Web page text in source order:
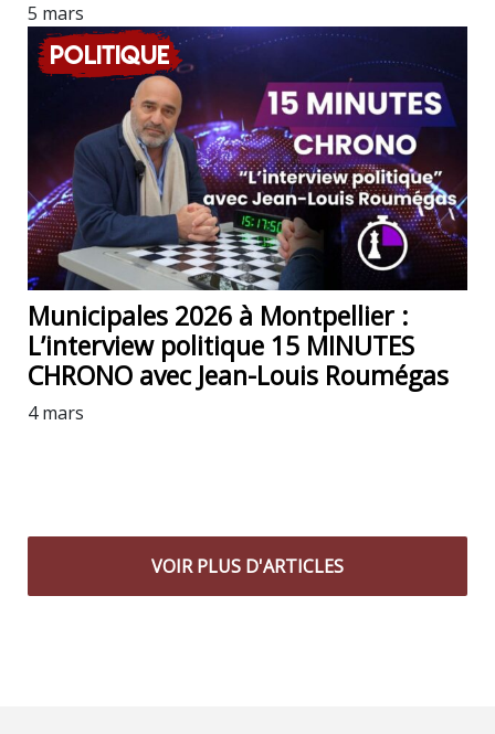
5 mars
Politique
Municipales 2026 à Montpellier :
L’interview politique 15 MINUTES
CHRONO avec Jean-Louis Roumégas
4 mars
VOIR PLUS D'ARTICLES